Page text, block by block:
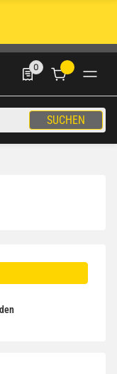
SUCHEN
0
0 Produkte in der